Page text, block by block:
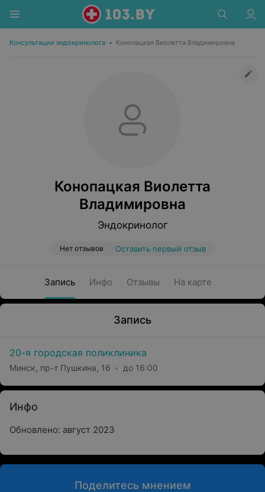
Консультации эндокринолога • Конопацкая Виолетта Владимировна
Конопацкая Виолетта
Владимировна
Эндокринолог
Нет отзывов Оставить первый отзыв
Запись Инфо Отзывы На карте
Запись
20-я городская поликлиника
Минск, пр-т Пушкина, 16 до 16:00
Инфо
Обновлено: август 2023
Поделитесь мнением